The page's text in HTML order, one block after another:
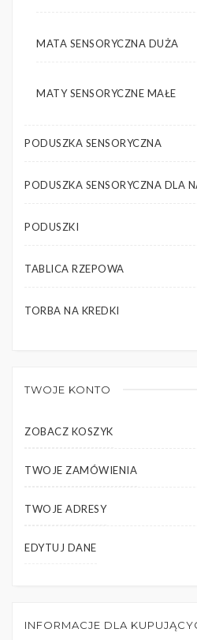
MATA SENSORYCZNA DUŻA
MATY SENSORYCZNE MAŁE
PODUSZKA SENSORYCZNA
PODUSZKA SENSORYCZNA DLA
PODUSZKI
TABLICA RZEPOWA
TORBA NA KREDKI
TWOJE KONTO
ZOBACZ KOSZYK
TWOJE ZAMÓWIENIA
TWOJE ADRESY
EDYTUJ DANE
INFORMACJE DLA